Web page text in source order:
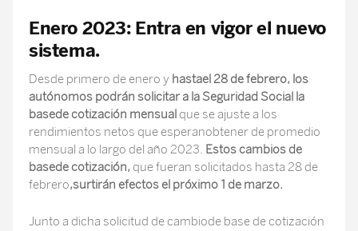
Enero 2023: Entra en vigor el nuevo
sistema.
Desde primero de enero y hastael 28 de febrero, los
autónomos podrán solicitar a la Seguridad Social la
basede cotización mensual que se ajuste a los
rendimientos netos que esperanobtener de promedio
mensual a lo largo del año 2023. Estos cambios de
basede cotización, que fueran solicitados hasta 28 de
febrero,surtirán efectos el próximo 1 de marzo.
Junto a dicha solicitud de cambiode base de cotización